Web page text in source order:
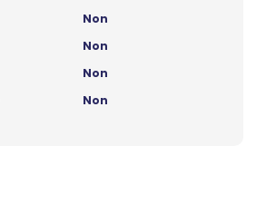
Non
Non
Non
Non